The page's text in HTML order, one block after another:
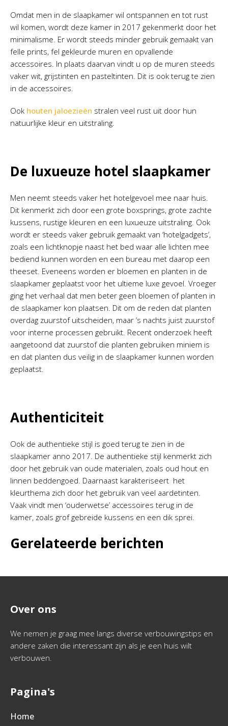
Omdat men in de slaapkamer wil ontspannen en tot rust
wil komen, wordt deze kamer in 2017 gekenmerkt door het
minimalisme. Er wordt steeds minder gebruik gemaakt van
felle prints, fel gekleurde muren en opvallende
accessoires. In plaats daarvan vindt u op de muren steeds
vaker wit, grijstinten en pasteltinten. Dit is ook terug te zien
in de accessoires.
Ook houten jaloezieën stralen veel rust uit door hun
natuurlijke kleur en uitstraling.
De luxueuze hotel slaapkamer
Men neemt steeds vaker het hotelgevoel mee naar huis.
Dit kenmerkt zich door een grote boxsprings, grote zachte
kussens, rustige kleuren en een luxueuze uitstraling. Ook
wordt er steeds vaker gebruik gemaakt van ‘hotelgadgets’,
zoals een lichtknopje naast het bed waar alle lichten mee
bediend kunnen worden en een bureau met daarop een
theeset. Eveneens worden er bloemen en planten in de
slaapkamer geplaatst voor het ultieme luxe gevoel. Vroeger
ging het verhaal dat men beter geen bloemen of planten in
de slaapkamer kon plaatsen. Dit om de reden dat planten
overdag zuurstof uitscheiden, maar ’s nachts juist zuurstof
voor interne processen gebruikt. Recent onderzoek heeft
aangetoond dat zuurstof die planten gebruiken miniem is
en dat planten dus veilig in de slaapkamer kunnen worden
geplaatst.
Authenticiteit
Ook de authentieke stijl is goed terug te zien in de
slaapkamer anno 2017. De authentieke stijl kenmerkt zich
door het gebruik van oude materialen, zoals oud hout en
linnen beddengoed. Daarnaast karakteriseert het
kleurthema zich door het gebruik van veel aardetinten.
Vaak vindt men ‘ouderwetse’ accessoires terug in de
kamer, zoals grof gebreide kussens en een dik sprei.
Gerelateerde berichten
Over ons
We nemen je graag mee langs diverse verbouwingstips en
andere zaken die interessant zijn als je een huis wilt
verbouwen.
Pagina's
Home